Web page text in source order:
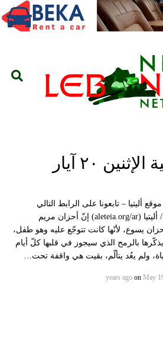
خميرتنا اليومية الإثنين ٢٠ آيار
أليتيا – تابعونا على الرابط التالي
: https://ar.aleteia.org/ لبنان/ أليتيا (aleteia.org/ar) إنّ أحزان مريم
يسوع، لأنّها كانت تتوجّع عليه وهو طفل،
بالرمح الذي سيجوز في قلبها كلّ أيام
ولم يعُد يتألّم، بقيت هي واقفة تحت…
on May